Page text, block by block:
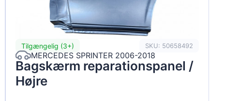
Tilgængelig (3+) SKU: 50658492
MERCEDES SPRINTER 2006-2018
Bagskærm reparationspanel /
Højre